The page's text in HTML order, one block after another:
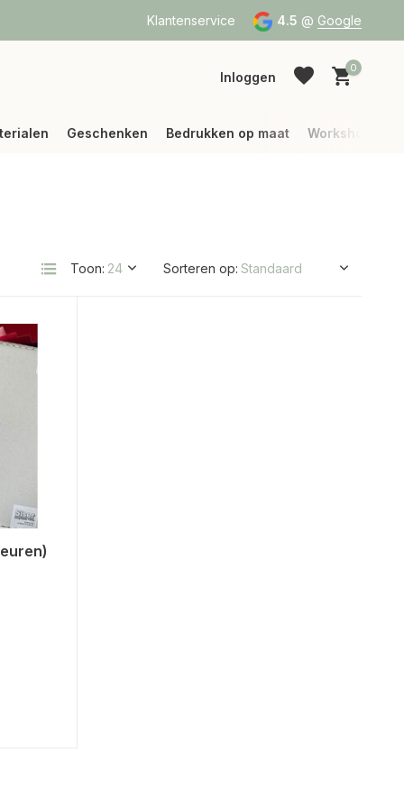
Vanaf 75 € betalen wij jouw verzending
Klantenservice 4.5 @ Google
Inloggen
0
Geschenken Bedrukken op maat Workshops
Toon: Sorteren op: